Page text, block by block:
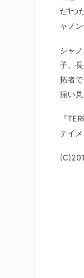
だ1つ
ャノ
シャ
子、
拓者
揃い
『
テイ